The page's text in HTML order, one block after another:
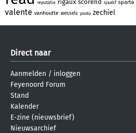
reputatie rigaux scorend sjaakf sparta
valente vanhoutte wessels youtu zechiel
Direct naar
Aanmelden / inloggen
Feyenoord Forum
Stand
Kalender
E-zine (nieuwsbrief)
Nieuwsarchief